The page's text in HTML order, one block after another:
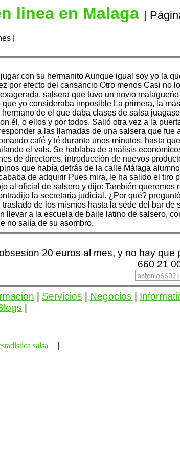
linea en Malaga |
|
con su hermanito Aunque igual soy yo la
por efecto del cansancio Otro menos Casi
salsera que tuvo un novio
yo consideraba imposible La primera, la
de el que daba clases de salsa
él, o ellos y por todos. Salió otra vez a la
a las llamadas de una salsera que
café y té durante unos minutos, hasta
el vals. Se hablaba de análisis
de directores, introducción de nuevos
que había detrás de la calle Málaga
de adquirir Pues mira, le ha salido el
al oficial de salsero y dijo: También
la secretaria judicial. ¿Por qué?
de los mismos hasta la sede del bar
llevar a la escuela de baile latino de salsero,
no salía de su asombro.
20 euros al mes, y no hay
660 21
Servicios Negocios
salsa | | | |